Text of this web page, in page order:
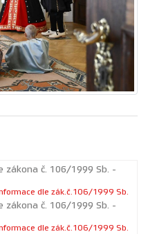
č. 106/1999 Sb. -
dle zák.č.106/1999 Sb.
č. 106/1999 Sb. -
dle zák.č.106/1999 Sb.